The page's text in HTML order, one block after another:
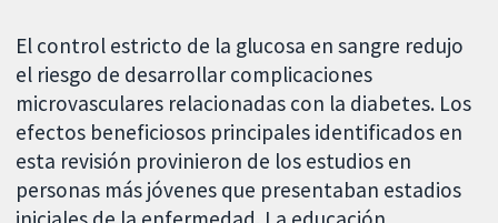
El control estricto de la glucosa en sangre redujo
el riesgo de desarrollar complicaciones
microvasculares relacionadas con la diabetes. Los
efectos beneficiosos principales identificados en
esta revisión provinieron de los estudios en
personas más jóvenes que presentaban estadios